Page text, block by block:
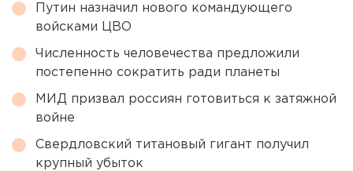
Путин назначил нового командующего
войсками ЦВО
Численность человечества предложили
постепенно сократить ради планеты
МИД призвал россиян готовиться к затяжной
войне
Свердловский титановый гигант получил
крупный убыток